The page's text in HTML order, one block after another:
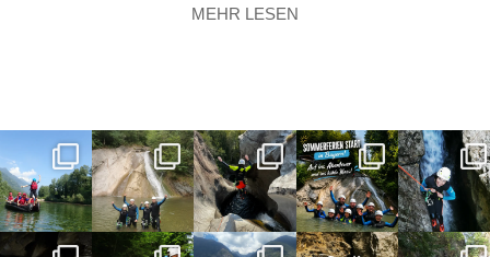
MEHR LESEN
Sicherheitskonzept, aktuelle und fachlich anerkannte
Lizenzierungen sowie unsere internen Fortbildungen
garantieren, dass wir genau einschätzen können,
welche Touren für wen geeignet sind.
Grundlegend gilt für Dich als Teilnehmer, dass Du